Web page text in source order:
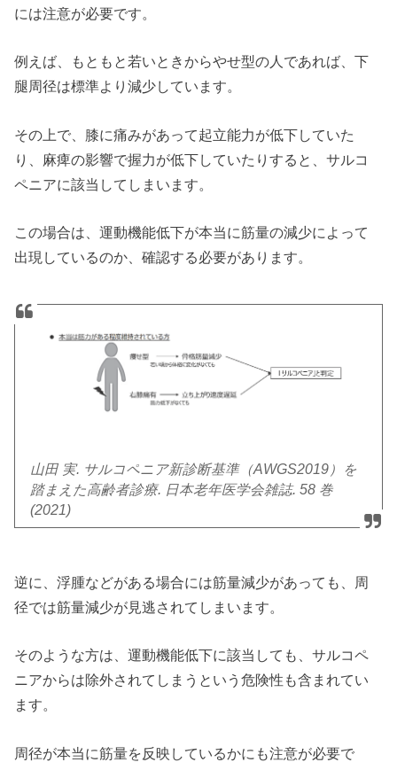
には注意が必要です。
例えば、もともと若いときからやせ型の人であれば、下
腿周径は標準より減少しています。
その上で、膝に痛みがあって起立能力が低下していた
り、麻痺の影響で握力が低下していたりすると、サルコ
ペニアに該当してしまいます。
この場合は、運動機能低下が本当に筋量の減少によって
出現しているのか、確認する必要があります。
山田 実. サルコペニア新診断基準（AWGS2019）を
踏まえた高齢者診療. 日本老年医学会雑誌. 58 巻
(2021)
逆に、浮腫などがある場合には筋量減少があっても、周
径では筋量減少が見逃されてしまいます。
そのような方は、運動機能低下に該当しても、サルコペ
ニアからは除外されてしまうという危険性も含まれてい
ます。
周径が本当に筋量を反映しているかにも注意が必要で